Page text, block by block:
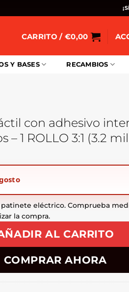
CARRITO / €0,00
Y BASES RECAMBIOS
con adhesivo
– 1 ROLLO 3:1 (3.2
eléctrico. Comprueba
la compra.
AL CARRITO
COMPRAR AHORA